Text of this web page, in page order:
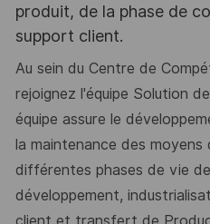
produit, de la phase de
support client.
Au sein du Centre de
rejoignez l'équipe Solution
équipe assure le
la maintenance des
différentes phases de vie
développement,